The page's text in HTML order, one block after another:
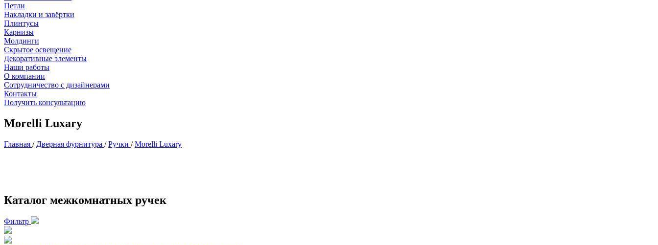
Петли
Накладки и завёртки
Плинтусы
Карнизы
Молдинги
Скрытое освещение
Декоративные элементы
Наши работы
О компании
Сотрудничество с дизайнерами
Контакты
Получить консультацию
Morelli Luxary
Главная / Дверная фурнитура /Ручки /Morelli Luxary
Каталог межкомнатных ручек
Фильтр